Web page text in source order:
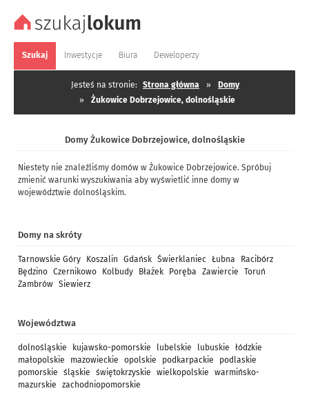
Szukaj Inwestycje Biura Deweloperzy
Jesteś na stronie: Strona główna »
Domy
»
Żukowice Dobrzejowice, dolnośląskie
Domy Żukowice Dobrzejowice, dolnośląskie
Niestety nie znaleźliśmy domów w Żukowice Dobrzejowice. Spróbuj
zmienić warunki wyszukiwania aby wyświetlić inne domy w
województwie dolnośląskim.
Domy na skróty
Tarnowskie Góry Koszalin Gdańsk Świerklaniec Łubna
Racibórz
Będzino Czernikowo Kolbudy Błażek Poręba Zawiercie
Toruń
Zambrów Siewierz
Województwa
dolnośląskie kujawsko-pomorskie lubelskie lubuskie
łódzkie
małopolskie
mazowieckie opolskie podkarpackie
podlaskie
pomorskie
śląskie świętokrzyskie wielkopolskie
warmińsko-
mazurskie
zachodniopomorskie